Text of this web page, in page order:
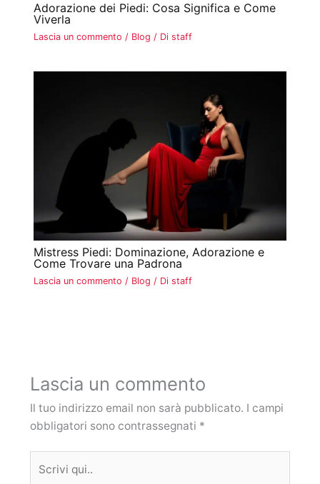
Adorazione dei Piedi: Cosa Significa e Come
Viverla
Lascia un commento / Blog / Distaff
Mistress Piedi: Dominazione, Adorazione e
Come Trovare una Padrona
Lascia un commento / Blog / Distaff
Lascia un commento
Il tuo indirizzo email non sarà pubblicato. I campi
obbligatori sono contrassegnati *
qui..